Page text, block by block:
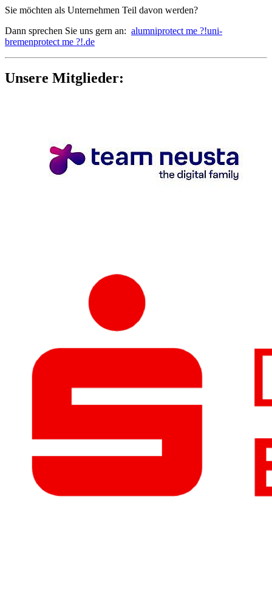
Sie möchten als Unternehmen Teil davon werden?
Dann sprechen Sie uns gern an: alumniprotect me ?!uni-
bremenprotect me ?!.de
Unsere Mitglieder: